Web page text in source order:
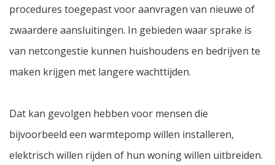
procedures toegepast voor aanvragen van nieuwe of
zwaardere aansluitingen. In gebieden waar sprake is
van netcongestie kunnen huishoudens en bedrijven te
maken krijgen met langere wachttijden.
Dat kan gevolgen hebben voor mensen die
bijvoorbeeld een warmtepomp willen installeren,
elektrisch willen rijden of hun woning willen uitbreiden.